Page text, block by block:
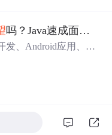
吗？Java速成面试题及
发、Android应用、大